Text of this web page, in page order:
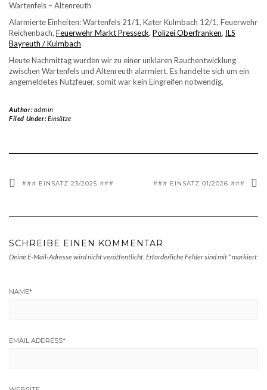
Wartenfels – Altenreuth
Alarmierte Einheiten: Wartenfels 21/1, Kater Kulmbach 12/1, Feuerwehr
Reichenbach, Feuerwehr Markt Presseck, Polizei Oberfranken, ILS
Bayreuth / Kulmbach
Heute Nachmittag wurden wir zu einer unklaren Rauchentwicklung
zwischen Wartenfels und Altenreuth alarmiert. Es handelte sich um ein
angemeldetes Nutzfeuer, somit war kein Eingreifen notwendig.
Author:admin
Filed Under:Einsätze
### EINSATZ 23/2025 ### ### EINSATZ 01/2026 ###
SCHREIBE EINEN KOMMENTAR
Deine E-Mail-Adresse wird nicht veröffentlicht. Erforderliche Felder sind mit *markiert
NAME*
EMAIL ADDRESS*